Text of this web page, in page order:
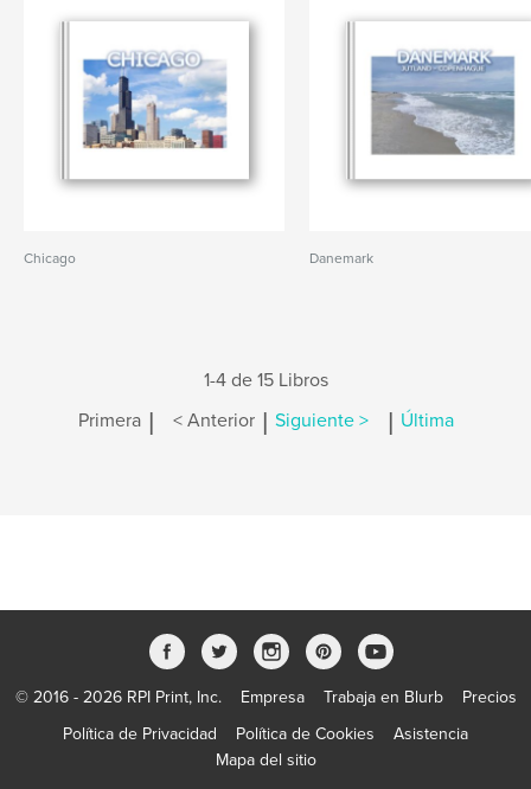
Chicago Danemark
1-4 de 15 Libros
Primera | < Anterior | Siguiente > | Última
© 2016 - 2026 RPI Print, Inc. Empresa Trabaja en Blurb
Precios
Política de Privacidad
Política de Cookies
Asistencia
Mapa del sitio